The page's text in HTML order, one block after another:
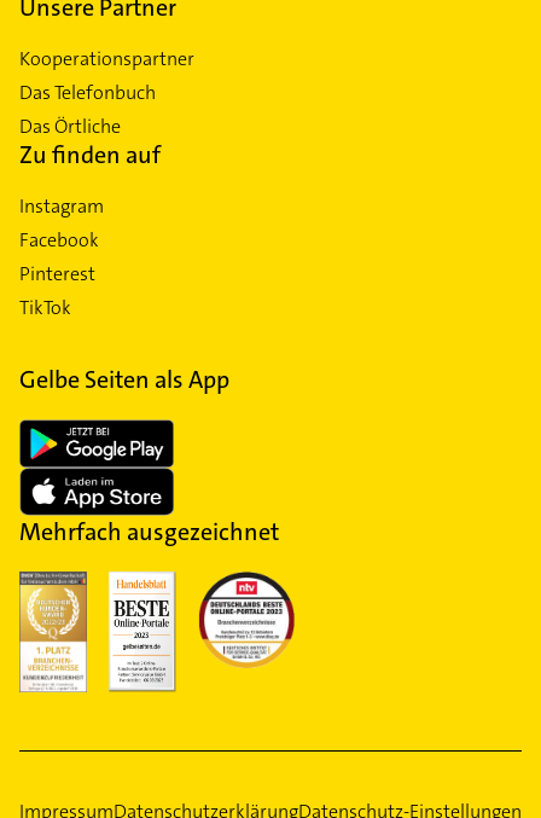
Unsere Partner
Kooperationspartner
Das Telefonbuch
Das Örtliche
Zu finden auf
Instagram
Facebook
Pinterest
TikTok
Gelbe Seiten als App
Mehrfach ausgezeichnet
ImpressumDatenschutzerklärungDatenschutz-Einstellungen